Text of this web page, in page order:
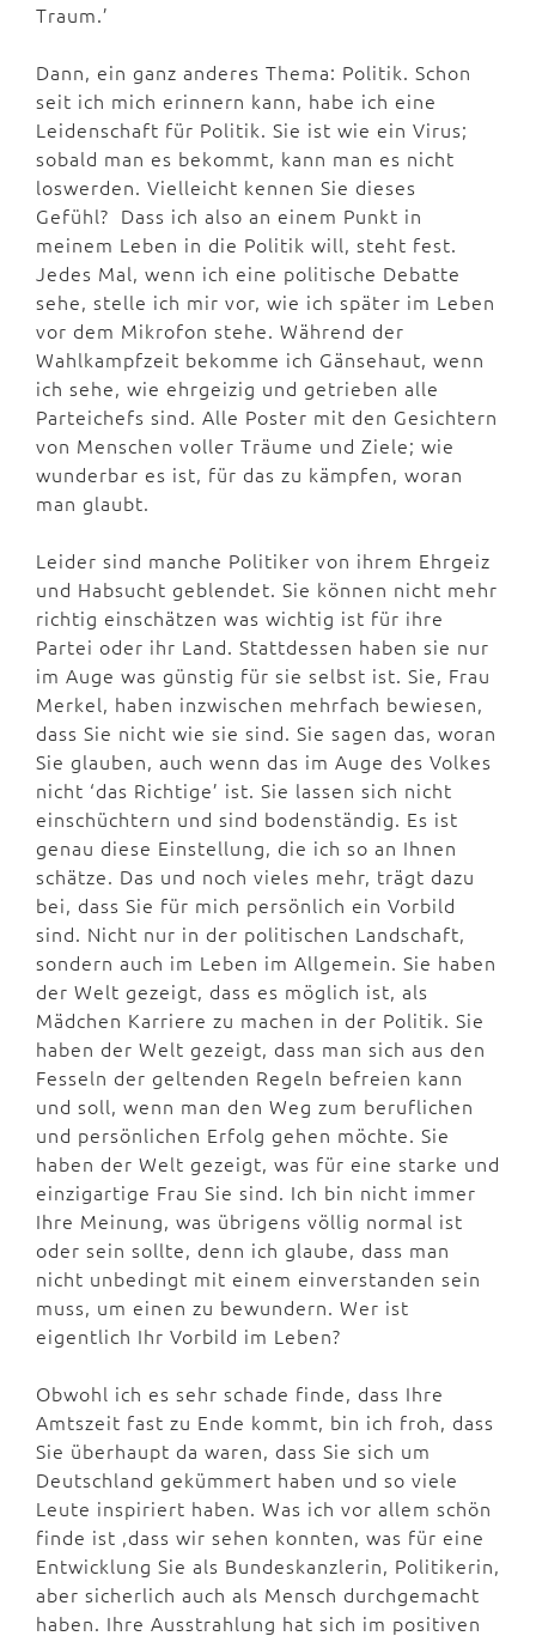
Traum.’
Dann, ein ganz anderes Thema: Politik. Schon
seit ich mich erinnern kann, habe ich eine
Leidenschaft für Politik. Sie ist wie ein Virus;
sobald man es bekommt, kann man es nicht
loswerden. Vielleicht kennen Sie dieses
Gefühl? Dass ich also an einem Punkt in
meinem Leben in die Politik will, steht fest.
Jedes Mal, wenn ich eine politische Debatte
sehe, stelle ich mir vor, wie ich später im Leben
vor dem Mikrofon stehe. Während der
Wahlkampfzeit bekomme ich Gänsehaut, wenn
ich sehe, wie ehrgeizig und getrieben alle
Parteichefs sind. Alle Poster mit den Gesichtern
von Menschen voller Träume und Ziele; wie
wunderbar es ist, für das zu kämpfen, woran
man glaubt.
Leider sind manche Politiker von ihrem Ehrgeiz
und Habsucht geblendet. Sie können nicht mehr
richtig einschätzen was wichtig ist für ihre
Partei oder ihr Land. Stattdessen haben sie nur
im Auge was günstig für sie selbst ist. Sie, Frau
Merkel, haben inzwischen mehrfach bewiesen,
dass Sie nicht wie sie sind. Sie sagen das, woran
Sie glauben, auch wenn das im Auge des Volkes
nicht ‘das Richtige’ ist. Sie lassen sich nicht
einschüchtern und sind bodenständig. Es ist
genau diese Einstellung, die ich so an Ihnen
schätze. Das und noch vieles mehr, trägt dazu
bei, dass Sie für mich persönlich ein Vorbild
sind. Nicht nur in der politischen Landschaft,
sondern auch im Leben im Allgemein. Sie haben
der Welt gezeigt, dass es möglich ist, als
Mädchen Karriere zu machen in der Politik. Sie
haben der Welt gezeigt, dass man sich aus den
Fesseln der geltenden Regeln befreien kann
und soll, wenn man den Weg zum beruflichen
und persönlichen Erfolg gehen möchte. Sie
haben der Welt gezeigt, was für eine starke und
einzigartige Frau Sie sind. Ich bin nicht immer
Ihre Meinung, was übrigens völlig normal ist
oder sein sollte, denn ich glaube, dass man
nicht unbedingt mit einem einverstanden sein
muss, um einen zu bewundern. Wer ist
eigentlich Ihr Vorbild im Leben?
Obwohl ich es sehr schade finde, dass Ihre
Amtszeit fast zu Ende kommt, bin ich froh, dass
Sie überhaupt da waren, dass Sie sich um
Deutschland gekümmert haben und so viele
Leute inspiriert haben. Was ich vor allem schön
finde ist ,dass wir sehen konnten, was für eine
Entwicklung Sie als Bundeskanzlerin, Politikerin,
aber sicherlich auch als Mensch durchgemacht
haben. Ihre Ausstrahlung hat sich im positiven